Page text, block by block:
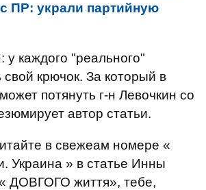
ПР: украли партийную
каждого "реального"
свой крючок. За который в
потянуть г-н Левочкин со
автор статьи.
в свежеам номере «
Украина » в статье Инны
ДОВГОГО життя», тебе,